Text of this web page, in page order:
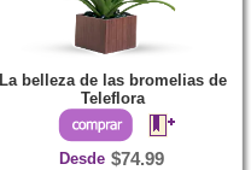
La belleza de las bromelias de
Teleflora
Desde $74.99